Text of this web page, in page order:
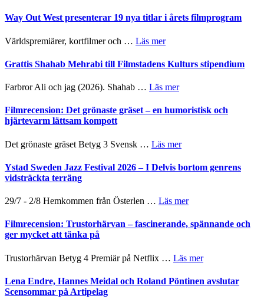
Way Out West presenterar 19 nya titlar i årets filmprogram
Världspremiärer, kortfilmer och … Läs merom
Out
19
titlar
filmprogram
Grattis Shahab Mehrabi till Filmstadens Kulturs stipendium
Farbror Ali och jag (2026). Shahab … Läs merom
Shahab
Kulturs
Filmrecension: Det grönaste gräset – en humoristisk och
hjärtevarm lättsam kompott
Det grönaste gräset Betyg 3 Svensk … Läs merom
Det
grönaste
en
och
kompott
Ystad Sweden Jazz Festival 2026 – I Delvis bortom genrens
vidsträckta terräng
29/7 - 2/8 Hemkommen från Österlen … Läs merom
Sweden
Jazz
–
Delvis
Filmrecension: Trustorhärvan – fascinerande, spännande och
ger mycket att tänka på
Trustorhärvan Betyg 4 Premiär på Netflix … Läs merom
Trustorhärvan
Lena Endre, Hannes Meidal och Roland Pöntinen avslutar
Scensommar på Artipelag